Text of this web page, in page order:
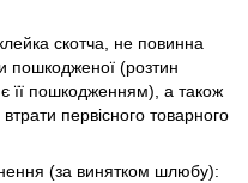
скотча, не повинна
пошкодженої (розтин
її пошкодженням), а також
первісного товарного
(за винятком шлюбу):